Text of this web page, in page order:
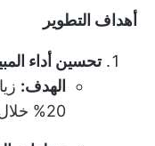
أهداف التطوير
تحسين أداء
الهدف:
20% خلال الأشهر الستة المقبلة